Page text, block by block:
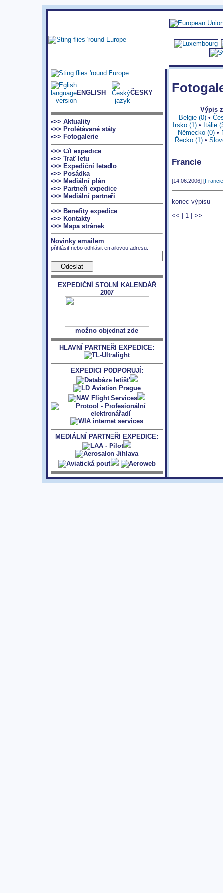
ENGLISH ČESKY
•>> Aktuality
•>> Prolétávané státy
•>> Fotogalerie
•>> Cíl expedice
•>> Trať letu
•>> Expediční letadlo
•>> Posádka
•>> Mediální plán
•>> Partneři expedice
•>> Mediální partneři
•>> Benefity expedice
•>> Kontakty
•>> Mapa stránek
Novinky emailem
přihlásit nebo odhlásit emailovou adresu:
EXPEDIČNÍ STOLNÍ KALENDÁŘ
2007
možno objednat zde
HLAVNÍ PARTNEŘI EXPEDICE:
EXPEDICI PODPORUJÍ:
MEDIÁLNÍ PARTNEŘI EXPEDICE:
Výpis
Belgie (0) •
Irsko (1)• Itálie
Německo (0)•
Řecko (1) •
Francie
[14.06.2006] [Francie
konec výpisu
<<
1 >>